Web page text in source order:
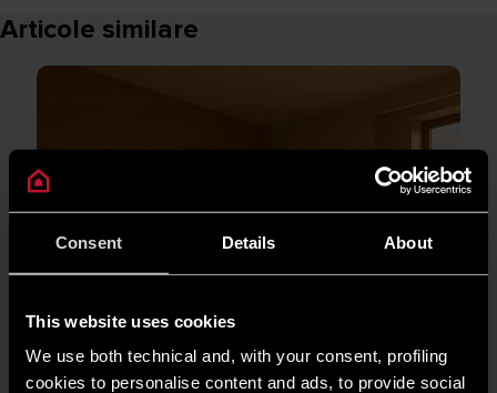
Consent Details About
This website uses cookies
We use both technical and, with your consent, profiling
cookies to personalise content and ads, to provide social
Articole similare